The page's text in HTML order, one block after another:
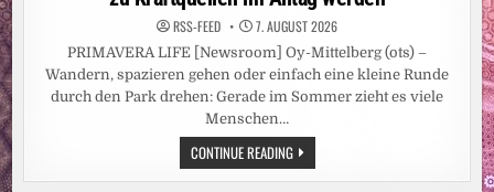
RSS-FEED 7. AUGUST 2026
PRIMAVERA LIFE [Newsroom] Oy-Mittelberg (ots) –
Wandern, spazieren gehen oder einfach eine kleine Runde
durch den Park drehen: Gerade im Sommer zieht es viele
Menschen…
CONTINUE READINGLAVENDEL,
ROSMARIN
&